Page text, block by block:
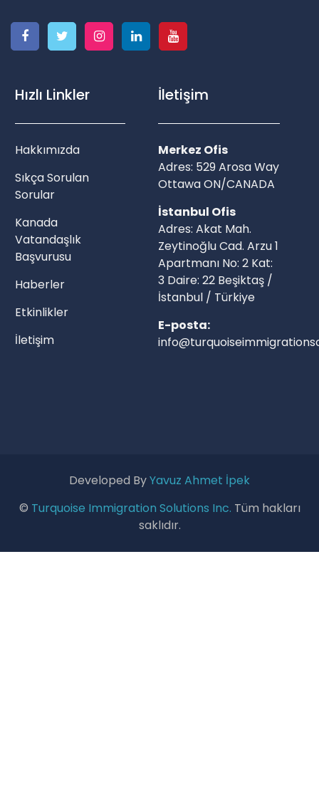
Hızlı Linkler
Hakkımızda
Sıkça Sorulan
Sorular
Kanada
Vatandaşlık
Başvurusu
Haberler
Etkinlikler
İletişim
İletişim
Merkez Ofis
Adres: 529 Arosa Way
Ottawa ON/CANADA
İstanbul Ofis
Adres: Akat Mah.
Zeytinoğlu Cad. Arzu 1
Apartmanı No: 2 Kat:
3 Daire: 22 Beşiktaş /
İstanbul / Türkiye
E-posta:
Developed ByYavuz Ahmet İpek
© Turquoise Immigration Solutions Inc. Tüm hakları
saklıdır.